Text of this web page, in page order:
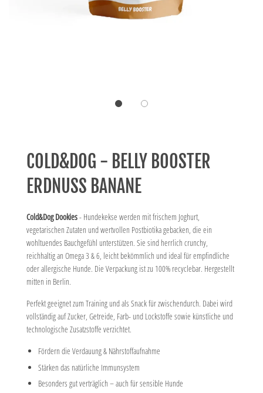
COLD&DOG - BELLY BOOSTER
ERDNUSS BANANE
Cold&DogDookies- Hundekekse werden mit frischem Joghurt,
vegetarischen Zutaten und wertvollen Postbiotikagebacken, die ein
wohltuendes Bauchgefühl unterstützen. Sie sind herrlich crunchy,
reichhaltig an Omega 3 & 6, leicht bekömmlich und ideal für empfindliche
oder allergische Hunde. Die Verpackung ist zu 100% recyclebar. Hergestellt
mitten in Berlin.
Perfekt geeignet zum Training und als Snack für zwischendurch. Dabei wird
vollständig auf Zucker, Getreide, Farb- und Lockstoffe sowie künstliche und
technologische Zusatzstoffe verzichtet.
Fördern die Verdauung & Nährstoffaufnahme
Stärken das natürliche Immunsystem
Besonders gut verträglich – auch für sensible Hunde